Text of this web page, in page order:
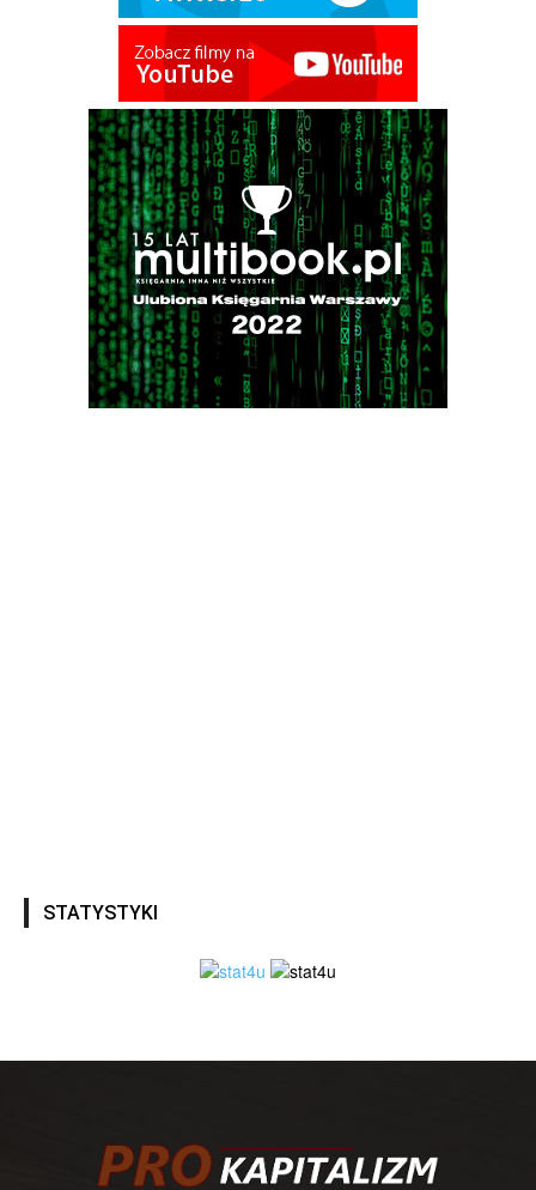
STATYSTYKI